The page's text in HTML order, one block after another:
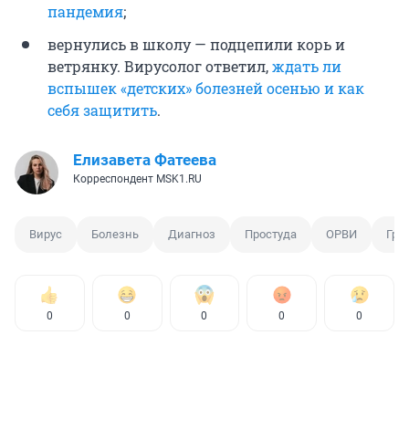
пандемия;
вернулись в школу — подцепили корь и
ветрянку. Вирусолог ответил,ждать ли
вспышек «детских» болезней осенью и как
себя защитить.
Елизавета Фатеева
Корреспондент MSK1.RU
Вирус Болезнь Диагноз Простуда ОРВИ
0 0 0 0 0